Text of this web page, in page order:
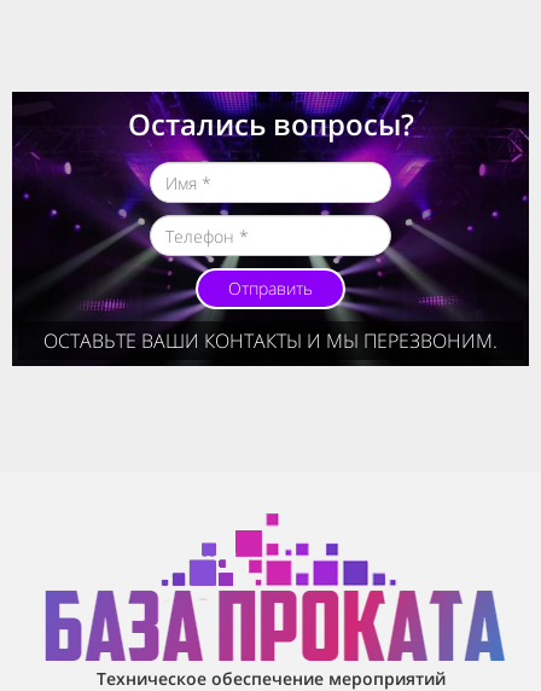
Остались вопросы?
Отправить
ОСТАВЬТЕ ВАШИ КОНТАКТЫ И МЫ ПЕРЕЗВОНИМ.
Техническое обеспечение мероприятий